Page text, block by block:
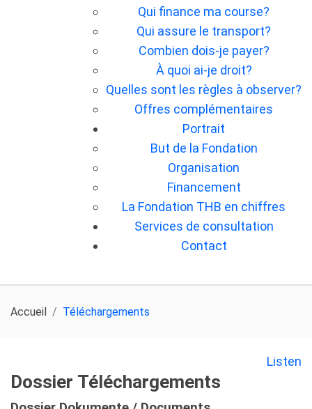
Qui finance ma course?
Qui assure le transport?
Combien dois-je payer?
À quoi ai-je droit?
Quelles sont les règles à observer?
Offres complémentaires
Portrait
But de la Fondation
Organisation
Financement
La Fondation THB en chiffres
Services de consultation
Contact
Accueil Téléchargements
Listen
Dossier Téléchargements